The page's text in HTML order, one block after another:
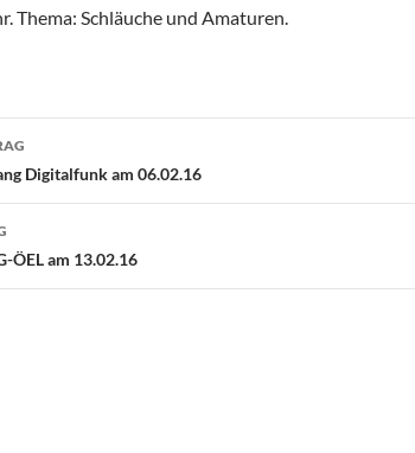
Thema: Schläuche und Amaturen.
Digitalfunk am 06.02.16
ÖEL am 13.02.16